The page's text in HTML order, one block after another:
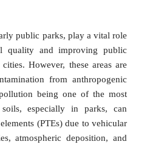
public parks, play a vital role
quality and improving public
However, these areas are
from anthropogenic
being one of the most
especially in parks, can
(PTEs) due to vehicular
atmospheric deposition, and